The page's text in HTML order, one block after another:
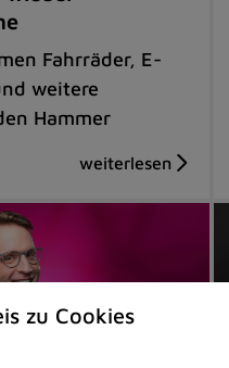
Fahrräder, E-
weitere
Hammer
zu Cookies